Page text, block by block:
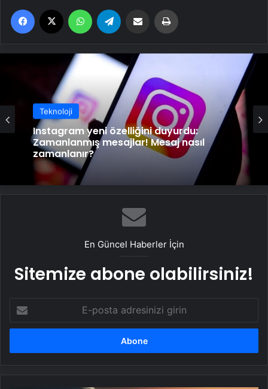
Facebook WhatsApp Email'den paylaş
Teknoloji
Instagram yeni özelliğini duyurdu:
Zamanlanmış mesajlar! Mesaj nasıl
zamanlanır?
En Güncel Haberler İçin
Sitemize abone olabilirsiniz!
posta
adresinizi